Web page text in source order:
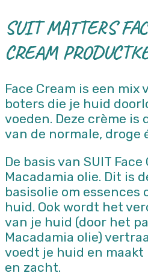
SUIT MATTERS
CREAM
Face Cream is een mix
boters die je huid
voeden. Deze crème is
van de normale, droge
De basis van SUIT Face
Macadamia olie. Dit is
basisolie om essences
huid. Ook wordt het
van je huid (door het
Macadamia olie)
voedt je huid en maakt
en zacht.